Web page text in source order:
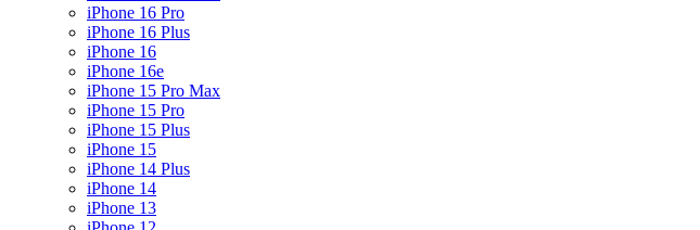
iPhone 16 Pro
iPhone 16 Plus
iPhone 16
iPhone 16e
iPhone 15 Pro Max
iPhone 15 Pro
iPhone 15 Plus
iPhone 15
iPhone 14 Plus
iPhone 14
iPhone 13